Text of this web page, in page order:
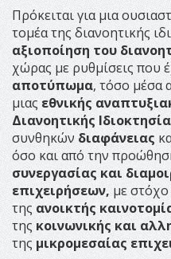
Πρόκειται για μια
τομέα της διανοητικής
αξιοποίηση του
χώρας με ρυθμίσεις που
αποτύπωμα, τόσο μέσα
μιας εθνικής
Διανοητικής
συνθηκών διαφάνειας
όσο και από την
συνεργασίας και
επιχειρήσεων,με
τηςανοικτής
τηςκοινωνικής και
της μικρομεσαίας